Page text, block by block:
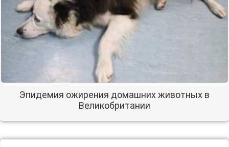
Эпидемия ожирения домашних животных в
Великобритании